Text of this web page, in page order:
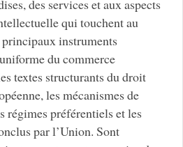
des services et aux aspects
qui touchent au
instruments
du commerce
textes structurants du droit
les mécanismes de
régimes préférentiels et les
par l’Union. Sont